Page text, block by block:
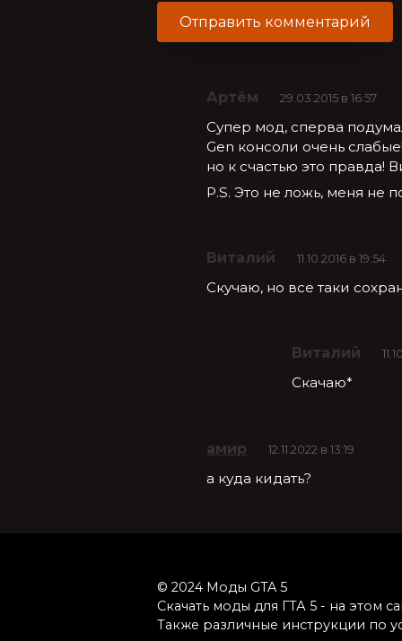
Артём 29.03.2015 в 16:57
Супер мод, сперва
Gen консоли очень
но к счастью это правда!
P.S. Это не ложь, меня не
Виталий 11.10.2016 в 19:54
Скучаю, но все таки
Виталий
Скачаю*
амир 12.11.2022 в 13:19
а куда кидать?
© 2024 Моды GTA 5
Скачать моды для ГТА 5 - на этом
Также различные инструкции по